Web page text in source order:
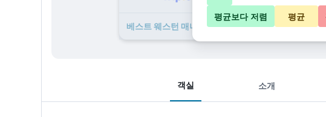
베스트 웨스턴 매너 호텔 ​특가 ​상품 14개 ​더 ​보기
객실 소개
평균보다 저렴 평균